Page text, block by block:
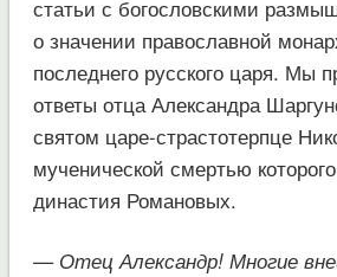
статьи с богословскими
о значении православной
последнего русского царя. Мы
ответы отца Александра
святом царе-страстотерпце
мученической смертью
династия Романовых.
— Отец Александр! Многие